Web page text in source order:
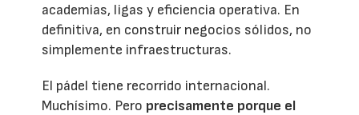
academias, ligas y eficiencia operativa. En
definitiva, en construir negocios sólidos, no
simplemente infraestructuras.
El pádel tiene recorrido internacional.
Muchísimo. Pero precisamente porque el